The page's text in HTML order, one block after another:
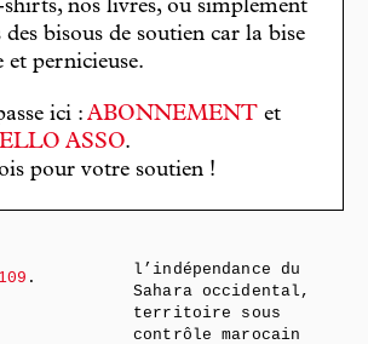
shirts, nos livres, ou simplement
des bisous de soutien car la bise
et pernicieuse.
ici : ABONNEMENT et
ASSO.
pour votre soutien !
.
l’indépendance du
Sahara occidental,
territoire sous